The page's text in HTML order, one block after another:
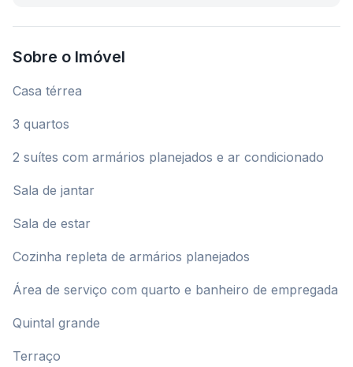
Sobre o Imóvel
Casa térrea
3 quartos
2 suítes com armários planejados e ar condicionado
Sala de jantar
Sala de estar
Cozinha repleta de armários planejados
Área de serviço com quarto e banheiro de empregada
Quintal grande
Terraço